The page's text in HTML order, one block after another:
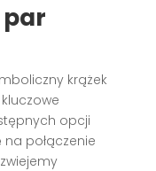
par
krążek
opcji
połączenie